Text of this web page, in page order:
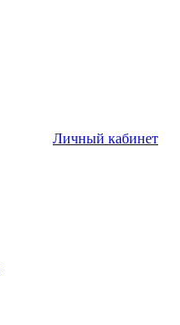
Личный кабинет